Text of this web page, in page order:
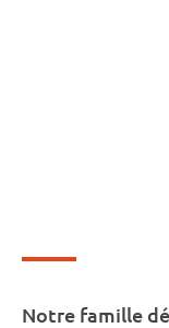
Notre famille